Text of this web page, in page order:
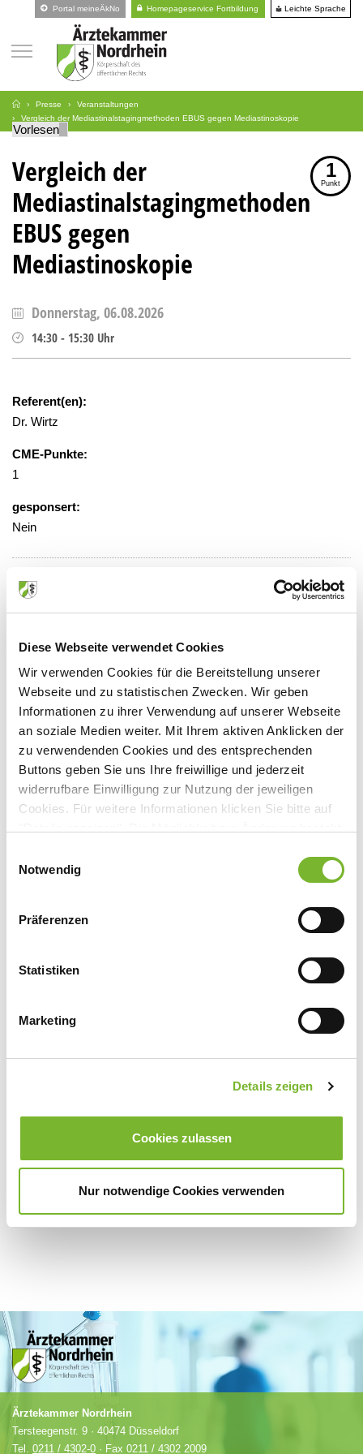
Diese Webseite verwendet Cookies
Wir verwenden Cookies für die Bereitstellung unserer
Webseite und zu statistischen Zwecken. Wir geben
Informationen zu ihrer Verwendung auf unserer Webseite
an soziale Medien weiter. Mit Ihrem aktiven Anklicken der
zu verwendenden Cookies und des entsprechenden
Buttons geben Sie uns Ihre freiwillige und jederzeit
widerrufbare Einwilligung zur Nutzung der jeweiligen
Cookies. Für weitere Informationen klicken Sie bitte auf
Datenschutzerklärung
Notwendig
Präferenzen
Statistiken
Marketing
Details zeigen
Cookies zulassen
Nur notwendige Cookies verwenden
Portal meineÄkNo Homepageservice Fortbildung Leichte Sprache
Presse
Veranstaltungen
Vergleich der Mediastinalstagingmethoden EBUS gegen Mediastinoskopie
Vorlesen
Vergleich der
Mediastinalstagingmethoden
EBUS gegen
Mediastinoskopie
1
Punkt
Donnerstag, 06.08.2026
14:30 - 15:30 Uhr
Referent(en):
Dr. Wirtz
CME-Punkte:
1
gesponsert:
Nein
gebührenfrei, Anmeldung erforderlich
Wilhelm-Anton-Hospital,
Anbieter:
Katholisches Karl-Leisner-Klinikum gGmbH Wilhelm-
Anton-Hospital Goch
Frau Gröber
47574 Goch
Mail:martina.groeber@kkle.de
Zurück zur Übersicht
Ärztekammer Nordrhein
Tersteegenstr. 9 · 40474 Düsseldorf
Tel. 0211 / 4302-0 · Fax 0211 / 4302 2009